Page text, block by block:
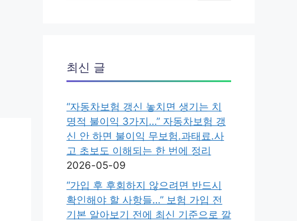
최신 글
“자동차보험 갱신 놓치면 생기는 치
명적 불이익 3가지…” 자동차보험 갱
신 안 하면 불이익 무보험.과태료.사
고 초보도 이해되는 한 번에 정리
2026-05-09
“가입 후 후회하지 않으려면 반드시
확인해야 할 사항들…” 보험 가입 전
기본 알아보기 전에 최신 기준으로 깔